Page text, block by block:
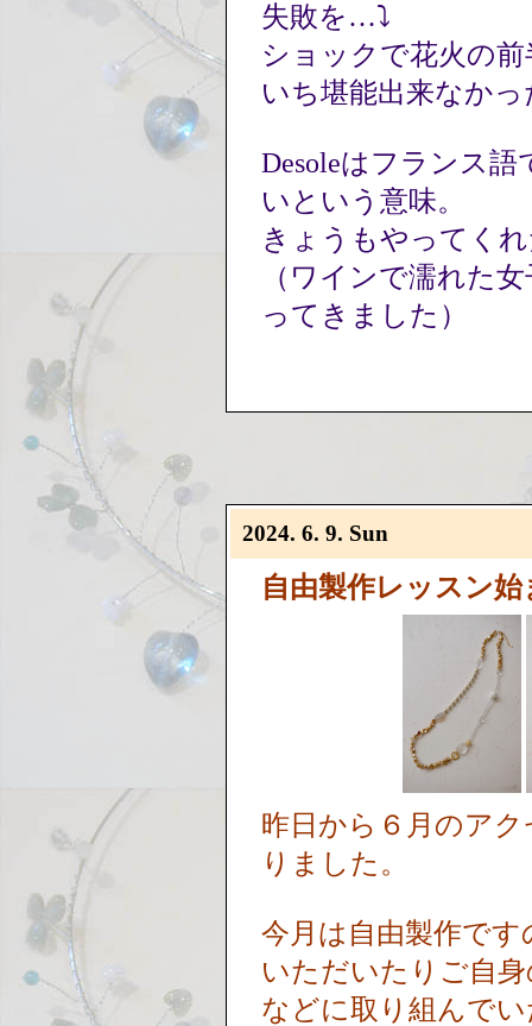
失敗を…⤵
ショックで花火の
いち堪能出来なか
Desoleはフランス
いという意味。
きょうもやってく
（ワインで濡れた
ってきました）
2024. 6. 9. Sun
自由製作レッスン
昨日から６月のア
りました。
今月は自由製作で
いただいたりご自
などに取り組んで